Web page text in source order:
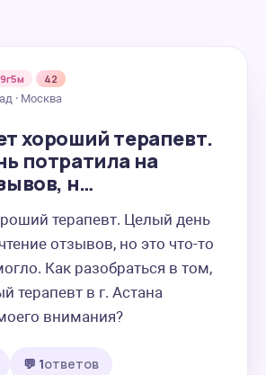
9г5м
42
· Москва
хороший терапевт.
потратила на
н…
терапевт. Целый день
отзывов, но это что-то
Как разобраться в том,
терапевт в г. Астана
внимания?
💬 1ответов